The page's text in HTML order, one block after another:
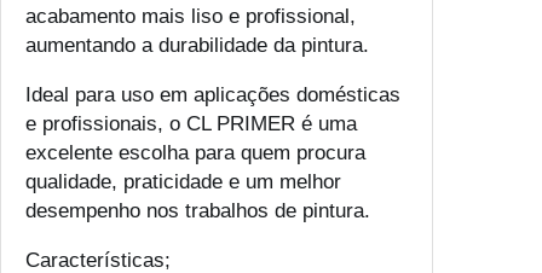
acabamento mais liso e profissional,
aumentando a durabilidade da pintura.
Ideal para uso em aplicações domésticas
e profissionais, o CL PRIMER é uma
excelente escolha para quem procura
qualidade, praticidade e um melhor
desempenho nos trabalhos de pintura.
Características;